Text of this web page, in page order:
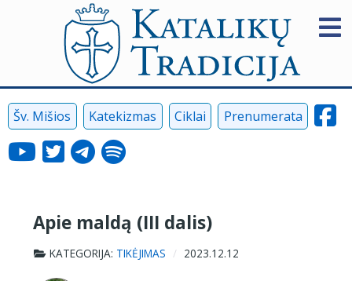
Šv. Mišios Katekizmas Ciklai Prenumerata
Apie maldą (III dalis)
KATEGORIJA: TIKĖJIMAS 2023.12.12